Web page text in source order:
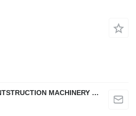
XUZHOU DINGHUA CONTSTRUCTION MACHINERY CO., LTD.